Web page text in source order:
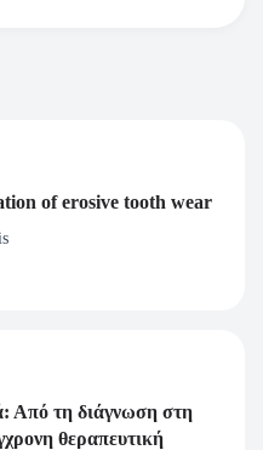
έως 5 ημέρες μετά την
of erosive tooth wear
Από τη διάγνωση στη
θεραπευτική